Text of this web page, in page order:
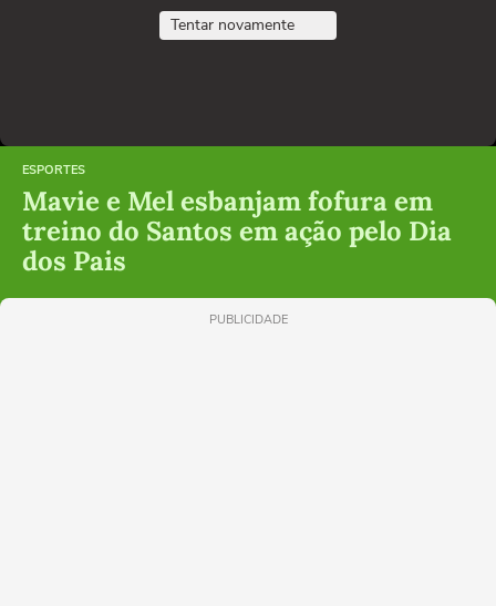
Tentar novamente
ESPORTES
Mavie e Mel esbanjam fofura em
treino do Santos em ação pelo Dia
dos Pais
PUBLICIDADE